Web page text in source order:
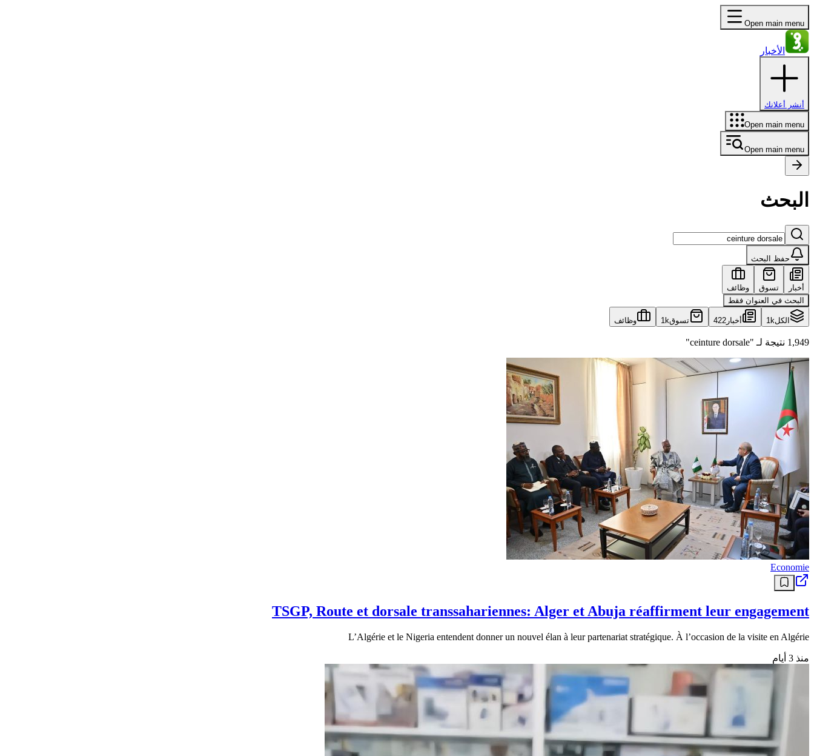
Open main menu
الأخبار
أنشر أعلانك
Open main menu
Open main menu
البحث
حفظ البحث
أخبار تسوق
وظائف
البحث في العنوان فقط
الكل1k أخبار 422 تسوق1k وظائف
1,949 نتيجة لـ "ceinture dorsale"
Economie
TSGP, Route et dorsale transsahariennes: Alger et Abuja réaffirment leur engagement
L’Algérie et le Nigeria entendent donner un nouvel élan à leur partenariat stratégique. À l’occasion de la visite en Algérie
منذ 3 أيام